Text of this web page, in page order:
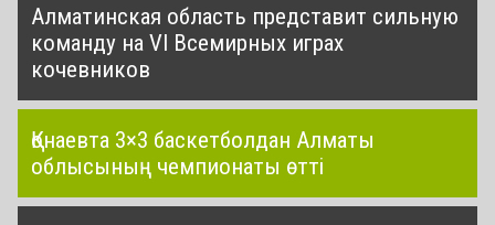
Алматинская область представит сильную
команду на VI Всемирных играх
кочевников
Қонаевта 3×3 баскетболдан Алматы
облысының чемпионаты өтті